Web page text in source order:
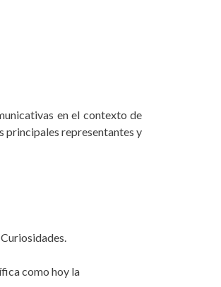
en el contexto de
principales representantes y
como hoy la